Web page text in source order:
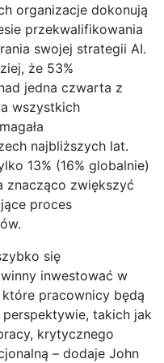
organizacje dokonują
przekwalifikowania
swojej strategii AI.
że 53%
jedna czwarta z
wszystkich
najbliższych lat.
13% (16% globalnie)
znacząco zwiększyć
proces
się
inwestować w
pracownicy będą
takich jak
krytycznego
– dodaje John